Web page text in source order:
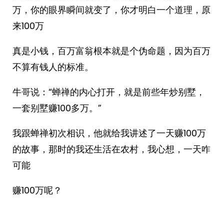
万，你的眼界瞬间就变了，你才明白一个道理，原
来100万
真是小钱，百万富翁根本就是个伪命题，因为百万
不算有钱人的标准。
牛哥说：“蝉禅的内心打开，就是前些年炒别墅，
一套别墅赚100多万。”
我跟蝉禅初次相识，他就给我讲述了一天赚100万
的故事，那时的我还生活在农村，我心想，一天咋
可能
赚100万呢？